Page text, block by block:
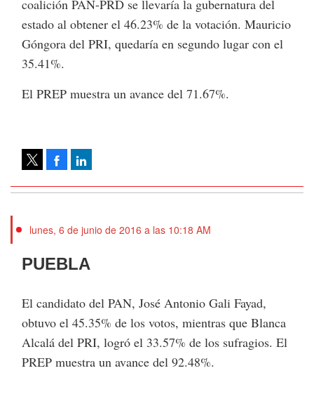
lunes, 6 de junio de 2016 a las 10:18 AM
PUEBLA
El candidato del PAN, José Antonio Gali Fayad,
obtuvo el 45.35% de los votos, mientras que Blanca
Alcalá del PRI, logró el 33.57% de los sufragios. El
PREP muestra un avance del 92.48%.
Facebook
coalición PAN-PRD se llevaría la gubernatura del
estado al obtener el 46.23% de la votación. Mauricio
Góngora del PRI, quedaría en segundo lugar con el
35.41%.
El PREP muestra un avance del 71.67%.